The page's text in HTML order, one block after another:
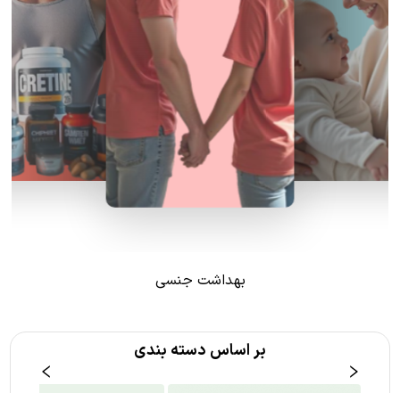
بهداشت جنسی
بر اساس دسته بندی